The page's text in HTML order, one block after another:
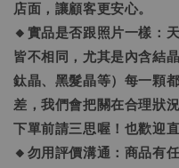
店面，讓顧客更安心。
🔸實品是否跟照片一樣：
皆不相同，尤其是內含結
鈦晶、黑髮晶等）每一顆
差，我們會把關在合理狀
下單前請三思喔！也歡迎
🔸勿用評價溝通：商品有